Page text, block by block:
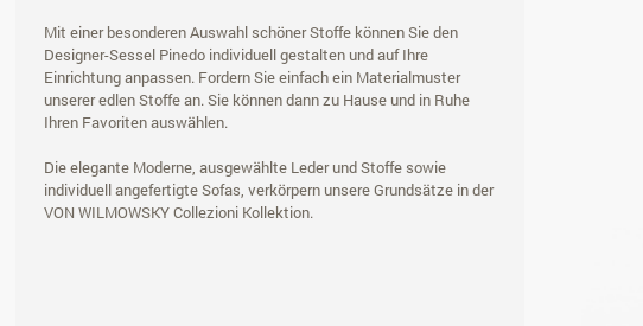
Mit einer besonderen Auswahl schöner Stoffe können Sie den
Designer-Sessel Pinedo individuell gestalten und auf Ihre
Einrichtung anpassen. Fordern Sie einfach ein Materialmuster
unserer edlen Stoffe an. Sie können dann zu Hause und in Ruhe
Ihren Favoriten auswählen.
Die elegante Moderne, ausgewählte Leder und Stoffe sowie
individuell angefertigte Sofas, verkörpern unsere Grundsätze in der
VON WILMOWSKY Collezioni Kollektion.